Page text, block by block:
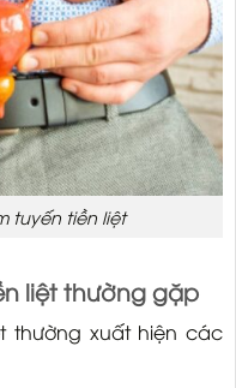
tuyến tiền liệt
liệt thường gặp
thường xuất hiện các